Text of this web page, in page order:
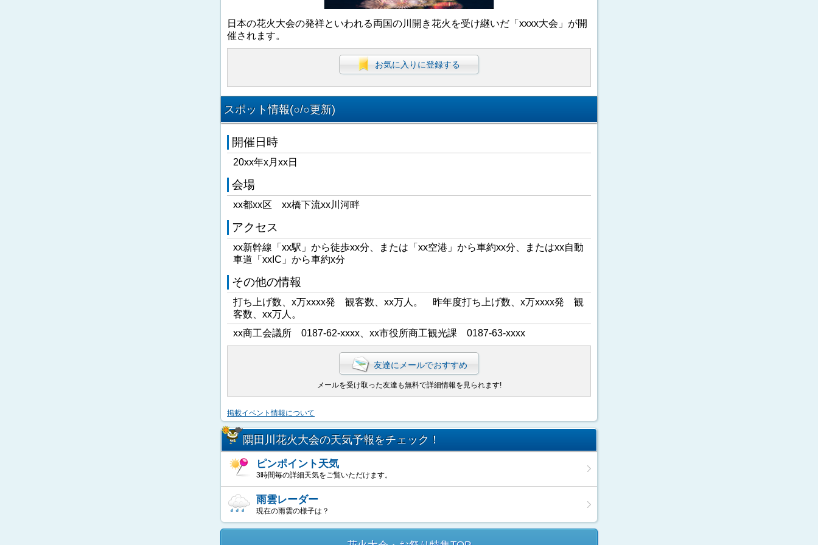
日本の花火大会の発祥といわれる両国の川開き花火を受け継いだ「xxxx大会」が開
催されます。
お気に入りに登録する
スポット情報(○/○更新)
開催日時
20xx年x月xx日
会場
xx都xx区 xx橋下流xx川河畔
アクセス
xx新幹線「xx駅」から徒歩xx分、または「xx空港」から車約xx分、またはxx自動
車道「xxIC」から車約x分
その他の情報
打ち上げ数、x万xxxx発 観客数、xx万人。 昨年度打ち上げ数、x万xxxx発 観
客数、xx万人。
xx商工会議所 0187-62-xxxx、xx市役所商工観光課 0187-63-xxxx
友達にメールでおすすめ
メールを受け取った友達も無料で詳細情報を見られます!
掲載イベント情報について
隅田川花火大会の天気予報をチェック！
ピンポイント天気
3時間毎の詳細天気をご覧いただけます。
雨雲レーダー
現在の雨雲の様子は？